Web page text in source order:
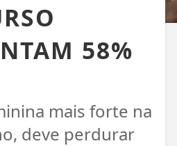
58%
mais forte na
deve perdurar